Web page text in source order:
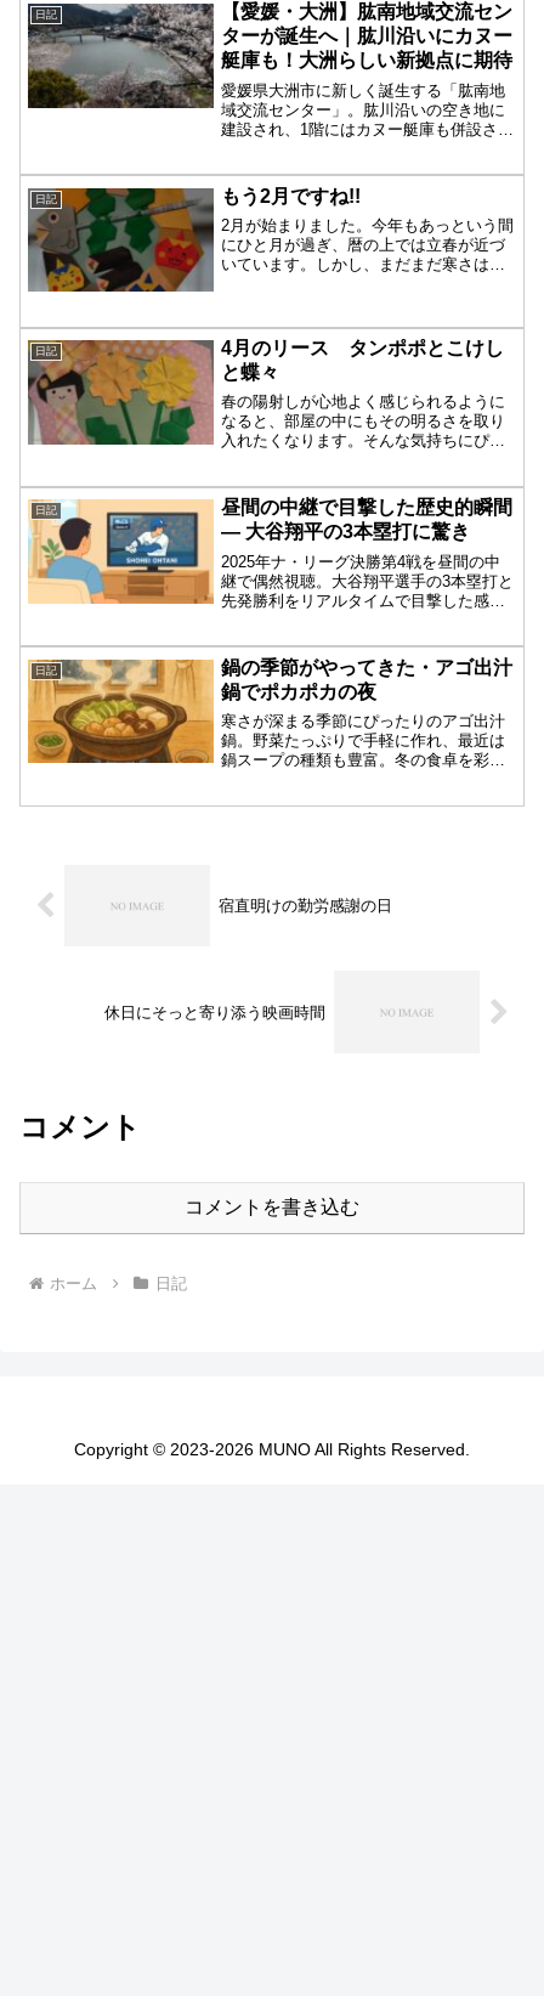
日記
【愛媛・大洲】肱南地域交流セン
ターが誕生へ｜肱川沿いにカヌー
艇庫も！大洲らしい新拠点に期待
愛媛県大洲市に新しく誕生する「肱南地
域交流センター」。肱川沿いの空き地に
建設され、1階にはカヌー艇庫も併設され
日記 もう2月ですね!!
2月が始まりました。今年もあっという間
にひと月が過ぎ、暦の上では立春が近づ
いています。しかし、まだまだ寒さは厳
なので、体調管理には十分気をつけたい
ところです。我が家で...
日記
4月のリース タンポポとこけし
と蝶々
春の陽射しが心地よく感じられるように
なると、部屋の中にもその明るさを取り
入れたくなります。そんな気持ちにぴっ
す。今月のテーマは、「タンポポとこけ
しと蝶々」。春の訪れを感じ...
日記
昼間の中継で目撃した歴史的瞬間
― 大谷翔平の3本塁打に驚き
2025年ナ・リーグ決勝第4戦を昼間の中
継で偶然視聴。大谷翔平選手の3本塁打と
先発勝利をリアルタイムで目撃した感想
日記
鍋の季節がやってきた・アゴ出汁
鍋でポカポカの夜
寒さが深まる季節にぴったりのアゴ出汁
鍋。野菜たっぷりで手軽に作れ、最近は
鍋スープの種類も豊富。冬の食卓を彩る
宿直明けの勤労感謝の日
休日にそっと寄り添う映画時間
コメント
コメントを書き込む
ホーム 日記
Copyright © 2023-2026 MUNO All Rights Reserved.